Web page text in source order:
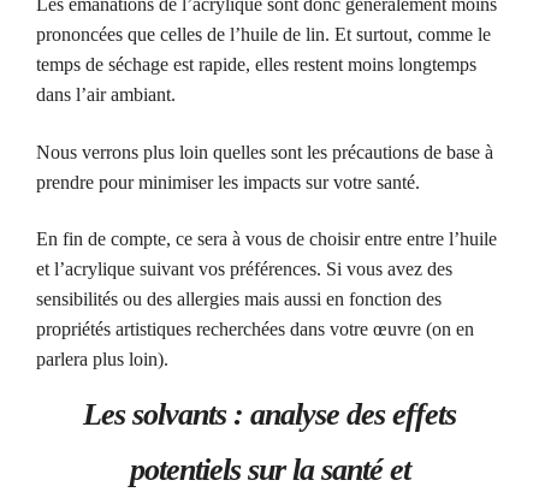
Les émanations de l’acrylique sont donc généralement moins
prononcées que celles de l’huile de lin. Et surtout, comme le
temps de séchage est rapide, elles restent moins longtemps
dans l’air ambiant.
Nous verrons plus loin quelles sont les précautions de base à
prendre pour minimiser les impacts sur votre santé.
En fin de compte, ce sera à vous de choisir entre entre l’huile
et l’acrylique suivant vos préférences. Si vous avez des
sensibilités ou des allergies mais aussi en fonction des
propriétés artistiques recherchées dans votre œuvre (on en
parlera plus loin).
Les solvants : analyse des effets
potentiels sur la santé et